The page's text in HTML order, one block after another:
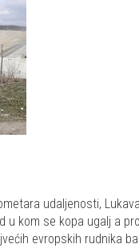
udaljenosti,
u kom se kopa ugalj a
evropskih rudnika